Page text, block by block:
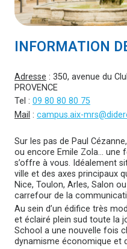
INFORMATION
Adresse : 350, avenue du
PROVENCE
Tel :09 80 80 80 75
Mail :campus.aix-
Sur les pas de Paul
ou encore Emile Zola… une
s’offre à vous. Idéalement
ville et des axes principaux
Nice, Toulon, Arles, Salon
carrefour de la
Au sein d’un édifice très
et éclairé plein sud toute la
School a une nouvelle fois
dynamisme économique et